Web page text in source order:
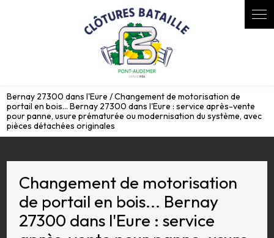
Bernay 27300 dans l'Eure / Changement de motorisation de
portail en bois... Bernay 27300 dans l'Eure : service après-vente
pour panne, usure prématurée ou modernisation du système, avec
pièces détachées originales
Changement de motorisation
de portail en bois... Bernay
27300 dans l'Eure : service
Panneau de gestion des cookies